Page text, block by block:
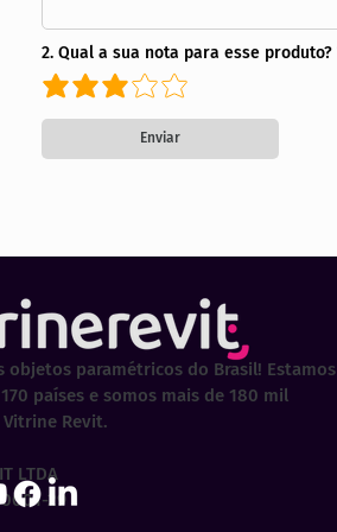
2. Qual a sua nota para esse produto?
Enviar
objetos paramétricos do Brasil! Estamos
países e somos mais de 180 mil
Revit.
LTDA
29